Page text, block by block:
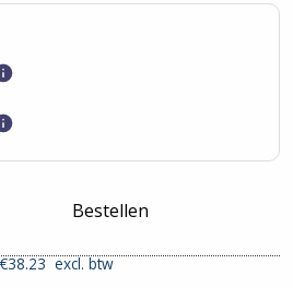
Bestellen
38.23excl. btw